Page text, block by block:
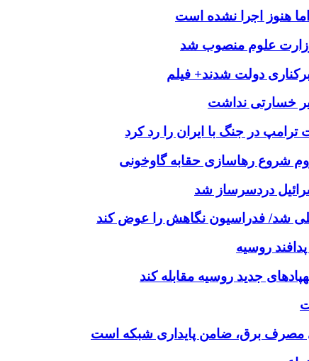
هنوز اجرا نشده است
علوم منصوب شد
دولت شدند+ فیلم
در جنگ با ایران را رد کرد
شروع رهاسازی حقابه گاوخونی
دردسرساز شد
شد/ فدراسیون نگاهش را عوض کند
جدید روسیه مقابله کند